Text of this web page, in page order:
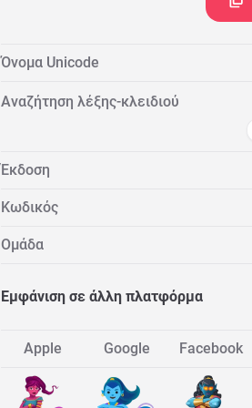
Όνομα Unicode
Αναζήτηση λέξης-κλειδιού
Έκδοση
Κωδικός
Ομάδα
Εμφάνιση σε άλλη πλατφόρμα
Apple Google Facebook